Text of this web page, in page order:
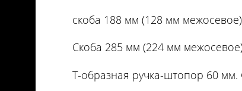
скоба 188 мм (128 мм
Скоба 285 мм (224 мм
Т-образная ручка-штопор 60 мм.